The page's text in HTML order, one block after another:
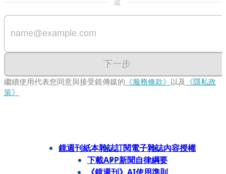
或
下一步
繼續使用代表您同意與接受鏡傳媒的 《服務條款》 以及 《隱私政
策》
鏡週刊紙本雜誌訂閱電子雜誌內容授權
下載APP新聞自律綱要